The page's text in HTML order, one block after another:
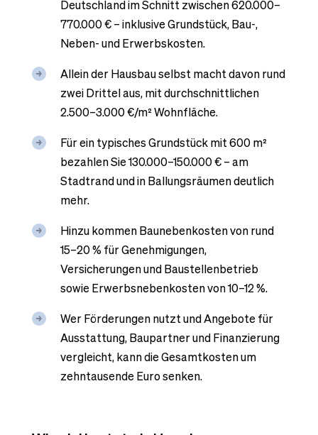
Deutschland im Schnitt zwischen 620.000–
770.000 € – inklusive Grundstück, Bau-,
Neben- und Erwerbskosten.
Allein der Hausbau selbst macht davon rund
zwei Drittel aus, mit durchschnittlichen
2.500–3.000 €/m² Wohnfläche.
Für ein typisches Grundstück mit 600 m²
bezahlen Sie 130.000–150.000 € – am
Stadtrand und in Ballungsräumen deutlich
mehr.
Hinzu kommen Baunebenkosten von rund
15–20 % für Genehmigungen,
Versicherungen und Baustellenbetrieb
sowie Erwerbsnebenkosten von 10–12 %.
Wer Förderungen nutzt und Angebote für
Ausstattung, Baupartner und Finanzierung
vergleicht, kann die Gesamtkosten um
zehntausende Euro senken.